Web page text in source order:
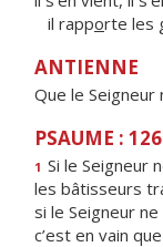
il rapporte les
ANTIENNE
Que le Seigneur
PSAUME : 126
1 Si le Seigneur
les bâtisseurs
si le Seigneur ne
c’est en vain